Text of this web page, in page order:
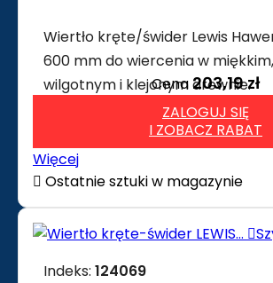
Wiertło kręte/świder Lewis
600 mm do wiercenia w
wilgotnym i klejonym drewnie.
Cena203,19 zł
ZALOGUJ SIĘ
I ZOBACZ RABAT
Więcej
 Ostatnie sztuki w magazynie

Indeks: 124069